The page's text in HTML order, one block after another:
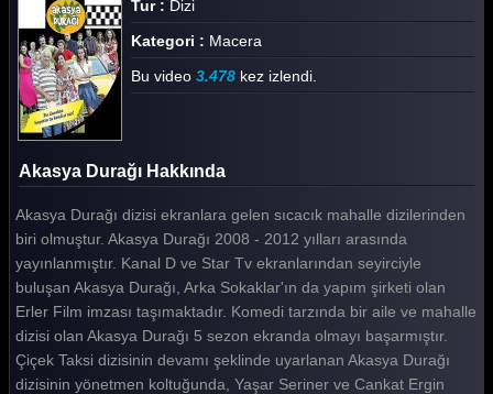
Akasya Durağı 79. Bölüm
Akasya Durağı 78. Bölüm
Akasya Durağı 77. Bölüm
Akasya Durağı 76. Bölüm
Akasya Durağı 75. Bölüm
Akasya Durağı 74. Bölüm
Akasya Durağı 73. Bölüm
Akasya Durağı 72. Bölüm
Akasya Durağı 71. Bölüm
Akasya Durağı 70. Bölüm
Tur : Dizi
Kategori : Macera
Bu video 3.478 kez izlendi.
Akasya Durağı Hakkında
Akasya Durağı dizisi ekranlara gelen sıcacık mahalle dizilerinden
biri olmuştur. Akasya Durağı 2008 - 2012 yılları arasında
yayınlanmıştır. Kanal D ve Star Tv ekranlarından seyirciyle
buluşan Akasya Durağı, Arka Sokaklar'ın da yapım şirketi olan
Erler Film imzası taşımaktadır. Komedi tarzında bir aile ve mahalle
dizisi olan Akasya Durağı 5 sezon ekranda olmayı başarmıştır.
Çiçek Taksi dizisinin devamı şeklinde uyarlanan Akasya Durağı
dizisinin yönetmen koltuğunda, Yaşar Seriner ve Cankat Ergin